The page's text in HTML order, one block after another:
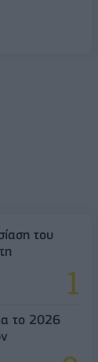
των
του
το 2026